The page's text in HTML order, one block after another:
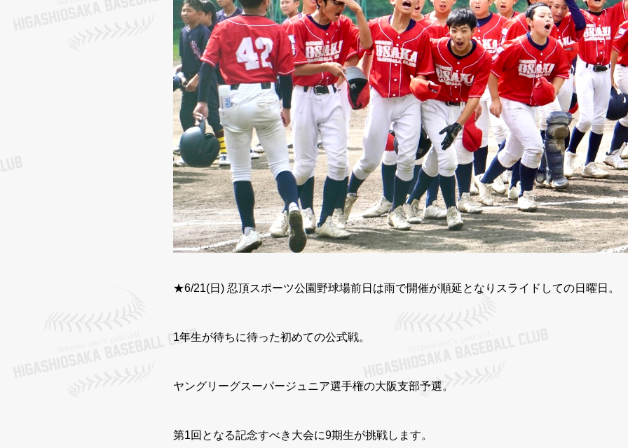
★6/21(日) 忍頂スポーツ公園野球場前日は雨で開催が順延となりスライドしての日曜日。
1年生が待ちに待った初めての公式戦。
ヤングリーグスーパージュニア選手権の大阪支部予選。
第1回となる記念すべき大会に9期生が挑戦します。